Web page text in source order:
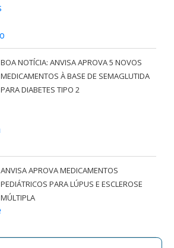
BOA NOTÍCIA: ANVISA APROVA 5 NOVOS
MEDICAMENTOS À BASE DE SEMAGLUTIDA
PARA DIABETES TIPO 2
ANVISA APROVA MEDICAMENTOS
PEDIÁTRICOS PARA LÚPUS E ESCLEROSE
MÚLTIPLA